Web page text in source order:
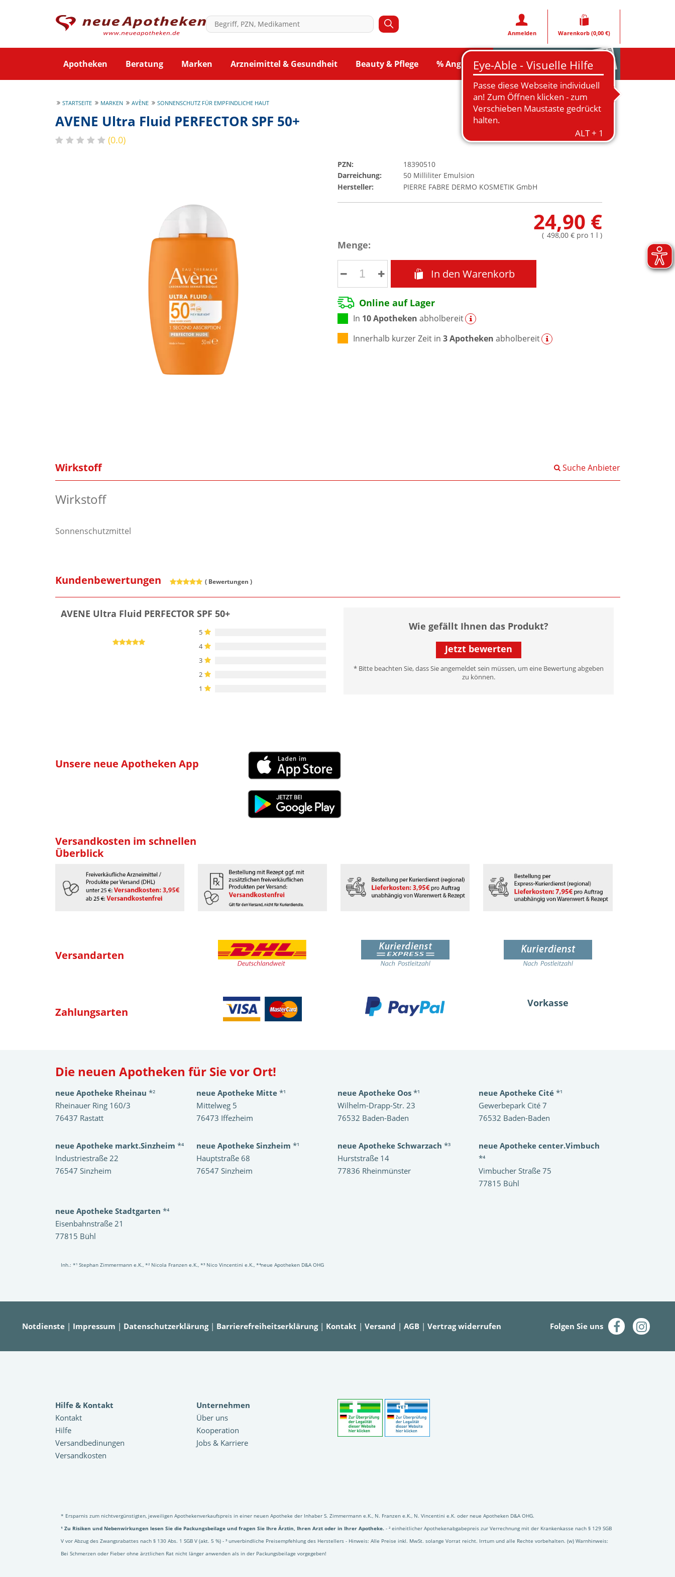
Anmelden Warenkorb (0,00 €)
Apotheken Beratung Marken Arzneimittel & Gesundheit Beauty & Pflege % Angebote Rezeptfoto
STARTSEITE MARKEN AVÈNE SONNENSCHUTZ FÜR EMPFINDLICHE HAUT
AVENE Ultra Fluid PERFECTOR SPF 50+
(0.0)
PZN:
18390510
Darreichung:
50 Milliliter Emulsion
Hersteller:
PIERRE FABRE DERMO KOSMETIK GmbH
24,90 €
( 498,00 € pro 1 l)
Menge:
In den Warenkorb
Online auf Lager
In 10 Apotheken abholbereit
Innerhalb kurzer Zeit in 3 Apotheken abholbereit
Wirkstoff Suche Anbieter
Wirkstoff
Sonnenschutzmittel
Kundenbewertungen ( Bewertungen )
AVENE Ultra Fluid PERFECTOR SPF 50+
5
4
3
2
1
Wie gefällt Ihnen das Produkt?
Jetzt bewerten
* Bitte beachten Sie, dass Sie angemeldet sein müssen, um eine Bewertung abgeben
zu können.
Unsere neue Apotheken App
Versandkosten im schnellen
Überblick
Versandarten
Zahlungsarten
Vorkasse
Die neuen Apotheken für Sie vor Ort!
neue Apotheke Rheinau *²
Rheinauer Ring 160/3
76437 Rastatt
neue Apotheke Mitte*¹
Mittelweg 5
76473 Iffezheim
neue Apotheke Oos*¹
Wilhelm-Drapp-Str. 23
76532 Baden-Baden
neue Apotheke Cité *¹
Gewerbepark Cité 7
76532 Baden-Baden
neue Apotheke markt.Sinzheim *⁴
Industriestraße 22
76547 Sinzheim
neue Apotheke Sinzheim *¹
Hauptstraße 68
76547 Sinzheim
neue Apotheke Schwarzach *³
Hurststraße 14
77836 Rheinmünster
neue Apotheke center.Vimbuch
*⁴
Vimbucher Straße 75
77815 Bühl
neue Apotheke Stadtgarten *⁴
Eisenbahnstraße 21
77815 Bühl
Inh.: *¹ Stephan Zimmermann e.K., *² Nicola Franzen e.K., *³ Nico Vincentini e.K., *⁴neue Apotheken D&A OHG
Notdienste | Impressum | Datenschutzerklärung| Barrierefreiheitserklärung| Kontakt | Versand | AGB | Vertrag widerrufen Folgen Sie uns
Hilfe & Kontakt
Kontakt
Hilfe
Versandbedinungen
Versandkosten
Unternehmen
Über uns
Kooperation
Jobs & Karriere
* Ersparnis zum nichtvergünstigten, jeweiligen Apothekenverkaufspreis in einer neuen Apotheke der Inhaber S. Zimmermann e.K., N. Franzen e.K., N. Vincentini e.K. oder neue Apotheken D&A OHG.
¹ Zu Risiken und Nebenwirkungen lesen Sie die Packungsbeilage und fragen Sie Ihre Ärztin, Ihren Arzt oder in Ihrer Apotheke. - ² einheitlicher Apothekenabgabepreis zur Verrechnung mit der Krankenkasse nach § 129 SGB
V vor Abzug des Zwangsrabattes nach § 130 Abs. 1 SGB V (akt. 5 %) - ³ unverbindliche Preisempfehlung des Herstellers - Hinweis: Alle Preise inkl. MwSt. solange Vorrat reicht. Irrtum und alle Rechte vorbehalten. (w) Warnhinweis:
Bei Schmerzen oder Fieber ohne ärztlichen Rat nicht länger anwenden als in der Packungsbeilage vorgegeben!